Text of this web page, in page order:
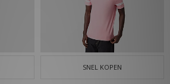
SNEL KOPEN